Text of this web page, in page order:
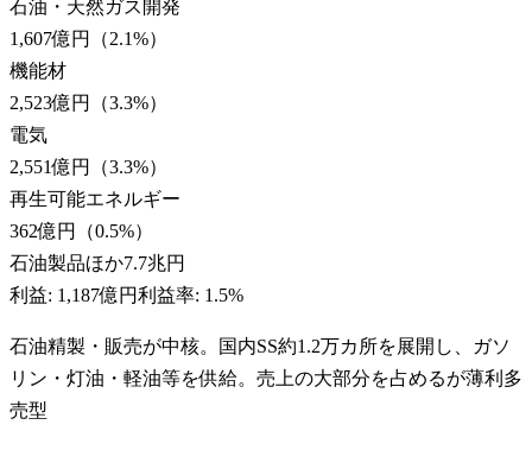
石油・天然ガス開発
1,607億円
（2.1%）
機能材
2,523億円
（3.3%）
電気
2,551億円
（3.3%）
再生可能エネルギー
362億円
（0.5%）
石油製品ほか7.7兆円
利益: 1,187億円利益率: 1.5%
石油精製・販売が中核。国内SS約1.2万カ所を展開し、ガソ
リン・灯油・軽油等を供給。売上の大部分を占めるが薄利多
売型